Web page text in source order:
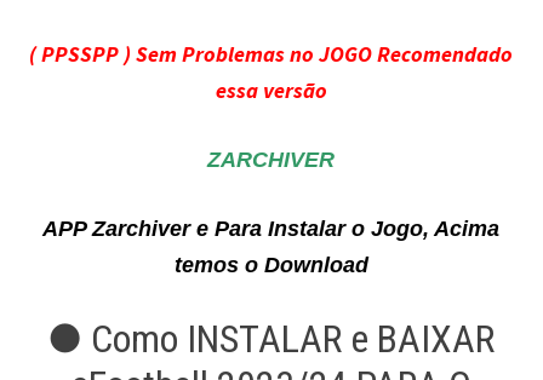
( PPSSPP ) Sem Problemas no JOGO Recomendado
essa versão
ZARCHIVER
APP Zarchiver e Para Instalar o Jogo, Acima
temos o Download
● Como INSTALAR e BAIXAR